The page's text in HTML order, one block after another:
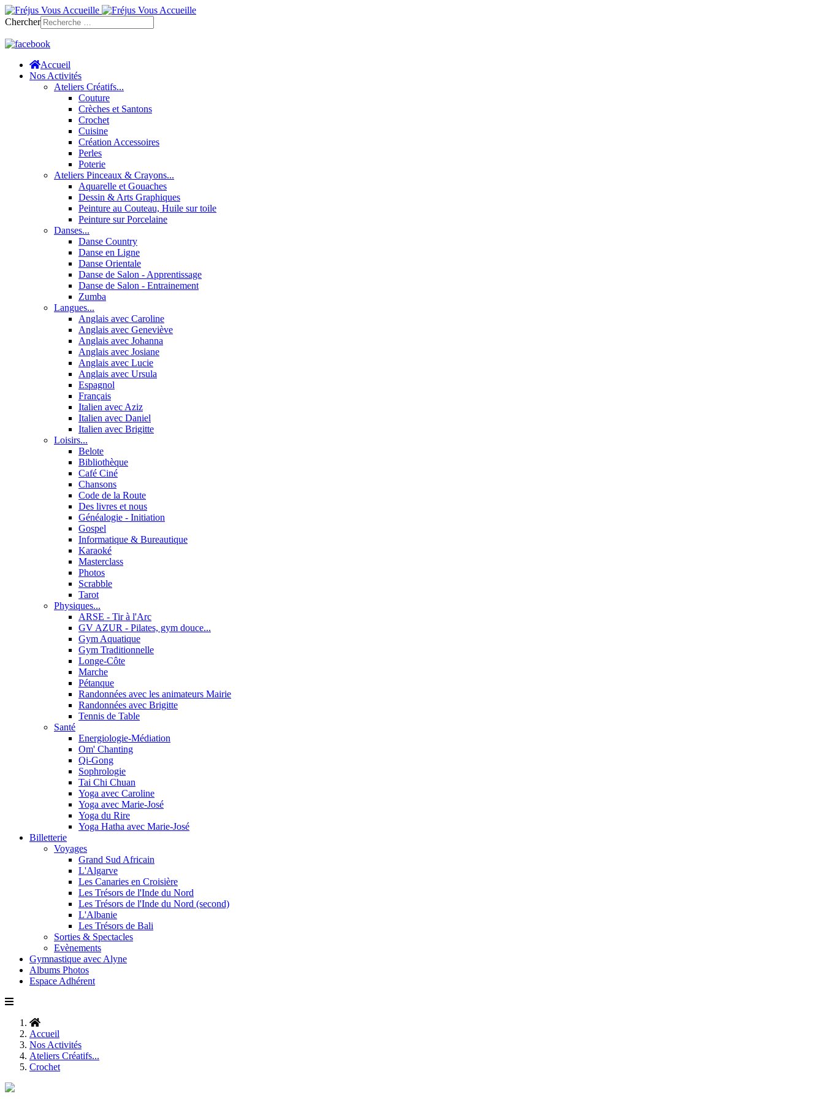
Chercher
Accueil
Nos Activités
Ateliers Créatifs...
Couture
Crèches et Santons
Crochet
Cuisine
Création Accessoires
Perles
Poterie
Ateliers Pinceaux & Crayons...
Aquarelle et Gouaches
Dessin & Arts Graphiques
Peinture au Couteau, Huile sur toile
Peinture sur Porcelaine
Danses...
Danse Country
Danse en Ligne
Danse Orientale
Danse de Salon - Apprentissage
Danse de Salon - Entrainement
Zumba
Langues...
Anglais avec Caroline
Anglais avec Geneviève
Anglais avec Johanna
Anglais avec Josiane
Anglais avec Lucie
Anglais avec Ursula
Espagnol
Français
Italien avec Aziz
Italien avec Daniel
Italien avec Brigitte
Loisirs...
Belote
Bibliothèque
Café Ciné
Chansons
Code de la Route
Des livres et nous
Généalogie - Initiation
Gospel
Informatique & Bureautique
Karaoké
Masterclass
Photos
Scrabble
Tarot
Physiques...
ARSE - Tir à l'Arc
GV AZUR - Pilates, gym douce...
Gym Aquatique
Gym Traditionnelle
Longe-Côte
Marche
Pétanque
Randonnées avec les animateurs Mairie
Randonnées avec Brigitte
Tennis de Table
Santé
Energiologie-Médiation
Om' Chanting
Qi-Gong
Sophrologie
Tai Chi Chuan
Yoga avec Caroline
Yoga avec Marie-José
Yoga du Rire
Yoga Hatha avec Marie-José
Billetterie
Voyages
Grand Sud Africain
L'Algarve
Les Canaries en Croisière
Les Trésors de l'Inde du Nord
Les Trésors de l'Inde du Nord (second)
L'Albanie
Les Trésors de Bali
Sorties & Spectacles
Evènements
Gymnastique avec Alyne
Albums Photos
Espace Adhérent
Accueil
Nos Activités
Ateliers Créatifs...
Crochet